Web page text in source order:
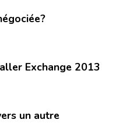
Exchange 2013
un autre